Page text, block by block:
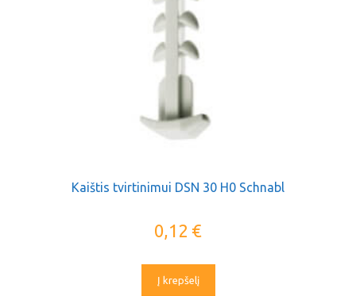
Kaištis tvirtinimui DSN 30 H0 Schnabl
0,12 €
Į krepšelį